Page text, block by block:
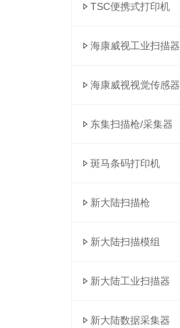
TSC便携式打印机
海康威视工业扫描器
海康威视视觉传感器
东集扫描枪/采集器
斑马条码打印机
新大陆扫描枪
新大陆扫描模组
新大陆工业扫描器
新大陆数据采集器